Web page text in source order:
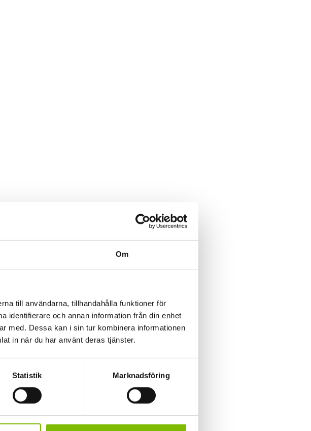
Om
till användarna, tillhandahålla funktioner för
identifierare och annan information från din enhet
med. Dessa kan i sin tur kombinera informationen
in när du har använt deras tjänster.
Statistik Marknadsföring